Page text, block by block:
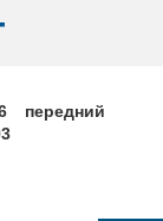
передний